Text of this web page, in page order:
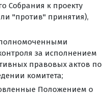
Собрания к проекту
"против" принятия),
за исполнением
правовых актов по
комитета;
Положением о